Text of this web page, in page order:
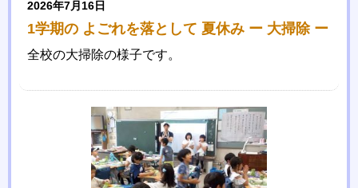
2026年7月16日
1学期の よごれを落として 夏休み ー 大掃除 ー
全校の大掃除の様子です。